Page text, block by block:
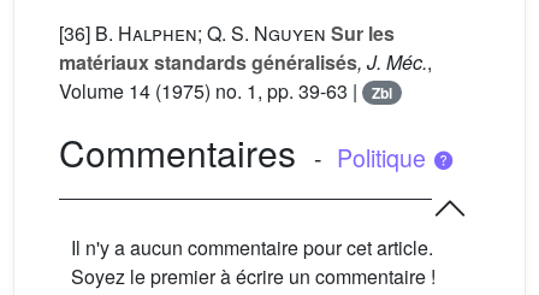
[36] B. Halphen; Q. S. Nguyen Sur les
matériaux standards généralisés, J. Méc.,
Volume 14 (1975) no. 1, pp. 39-63 | Zbl
Commentaires - Politique
Il n'y a aucun commentaire pour cet article.
Soyez le premier à écrire un commentaire !